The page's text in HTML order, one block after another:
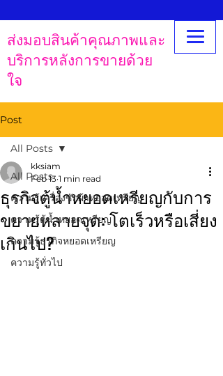
ส่งมอบสินค้าคุณภาพและ
บริการหลังการขายด้วย
ใจ
Post
All Posts
ความรู้เครื่องซักผ้าหยอดเหรียญ
ความรู้ตู้น้ำหยอดเหรียญ
ความรู้ธุรกิจหยอดเหรียญ
ความรู้ทั่วไป
All Posts
ธุรกิจตู้น้ำหยอดเหรียญกับการ
ขยายหลายจุด: โตเร็วหรือเสี่ยง
เกินไป?
kksiam
Feb 13 1 min read